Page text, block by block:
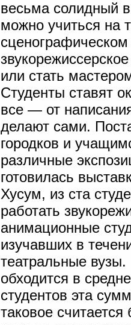
весьма солидный
можно учиться на
или стать
Студенты ставят
все — от
делают сами.
городков и
различные
готовилась
Хусум, из ста
работать
анимационные
изучавших в
театральные
обходится в
студентов эта
таковое